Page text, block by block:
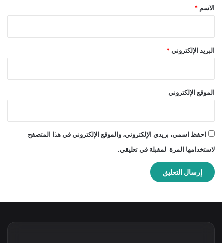
*
الاسم *
البريد الإلكتروني *
الموقع الإلكتروني
احفظ اسمي، بريدي الإلكتروني، والموقع الإلكتروني في هذا المتصفح
لاستخدامها المرة المقبلة في تعليقي.